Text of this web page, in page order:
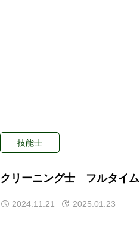
技能士
クリーニング士 フルタイム
2024.11.21 2025.01.23